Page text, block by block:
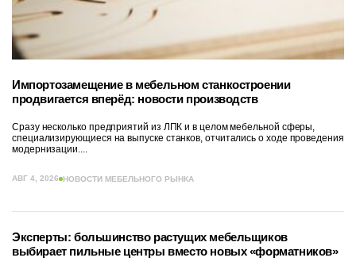
Импортозамещение в мебельном станкостроении
продвигается вперёд: новости производств
Сразу несколько предприятий из ЛПК и в целом мебельной сферы,
специализирующиеся на выпуске станков, отчитались о ходе проведения
модернизации....
АВГ 4, 2026 НОВОСТИ МЕБЕЛЬНОГО РЫНКА
Эксперты: большинство растущих мебельщиков
выбирает пильные центры вместо новых «форматников»